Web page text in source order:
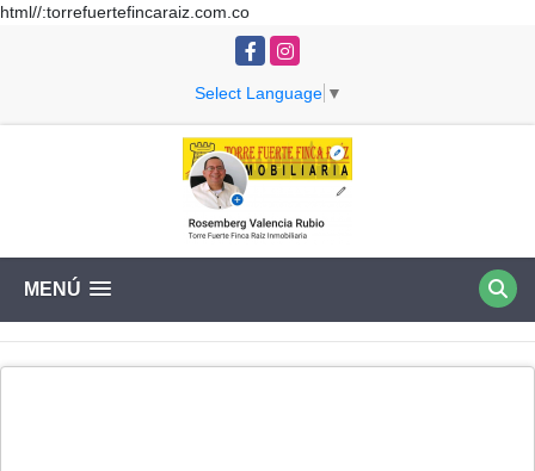
html//:torrefuertefincaraiz.com.co
FacebookInstagram
Select Language ▼
MENÚ